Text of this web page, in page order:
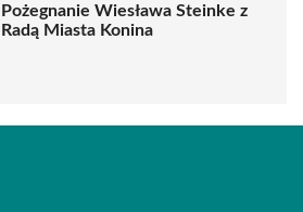
Pożegnanie Wiesława Steinke z
Radą Miasta Konina